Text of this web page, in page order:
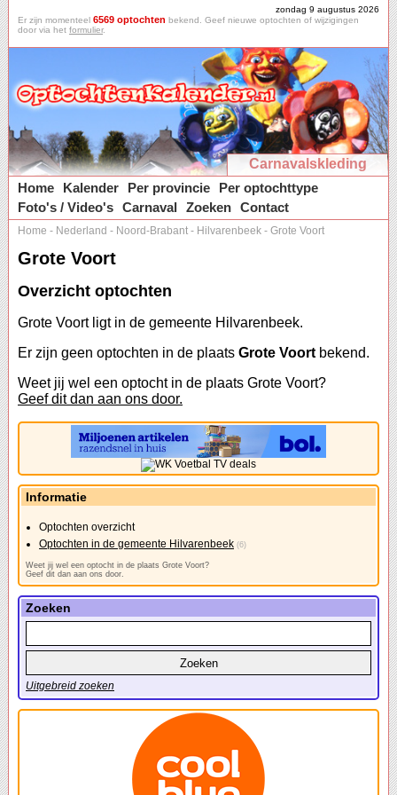
zondag 9 augustus 2026
Er zijn momenteel 6569 optochten bekend. Geef nieuwe optochten of wijzigingen
door via het formulier.
Carnavalskleding
Home
Kalender Per provincie
Per optochttype
Foto's / Video's Carnaval Zoeken Contact
Home - Nederland - Noord-Brabant - Hilvarenbeek - Grote Voort
Grote Voort
Overzicht optochten
Grote Voort ligt in de gemeente Hilvarenbeek.
Er zijn geen optochten in de plaats Grote Voort bekend.
Weet jij wel een optocht in de plaats Grote Voort?
Geef dit dan aan ons door.
Informatie
Optochten overzicht
Optochten in de gemeente Hilvarenbeek (6)
Weet jij wel een optocht in de plaats Grote Voort?
Geef dit dan aan ons door.
Zoeken
Uitgebreid zoeken